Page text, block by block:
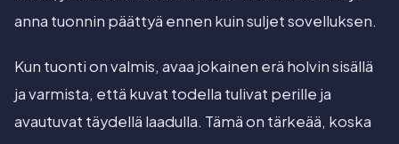
anna tuonnin päättyä ennen kuin suljet sovelluksen.
Kun tuonti on valmis, avaa jokainen erä holvin sisällä
ja varmista, että kuvat todella tulivat perille ja
avautuvat täydellä laadulla. Tämä on tärkeää, koska